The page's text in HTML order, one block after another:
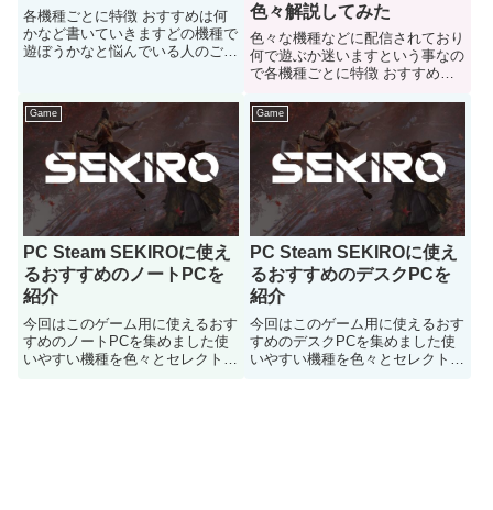
各機種ごとに特徴 おすすめは何
かなど書いていきますどの機種で
遊ぼうかなと悩んでいる人のご参
色々解説してみた
色々な機種などに配信されており
何で遊ぶか迷いますという事なの
で各機種ごとに特徴 おすすめは
Game
PC Steam SEKIROに使え
るおすすめのノートPCを
紹介
今回はこのゲーム用に使えるおす
すめのノートPCを集めました使
いやすい機種を色々とセレクトし
Game
PC Steam SEKIROに使え
るおすすめのデスクPCを
紹介
今回はこのゲーム用に使えるおす
すめのデスクPCを集めました使
いやすい機種を色々とセレクトし